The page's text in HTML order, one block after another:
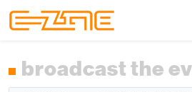
broadcast the